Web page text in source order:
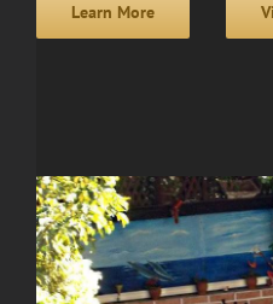
Learn More